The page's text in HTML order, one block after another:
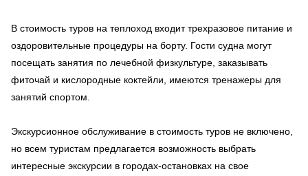
В стоимость туров на теплоход входит трехразовое питание и
оздоровительные процедуры на борту. Гости судна могут
посещать занятия по лечебной физкультуре, заказывать
фиточай и кислородные коктейли, имеются тренажеры для
занятий спортом.
Экскурсионное обслуживание в стоимость туров не включено,
но всем туристам предлагается возможность выбрать
интересные экскурсии в городах-остановках на свое